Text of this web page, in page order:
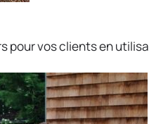
pour vos clients en